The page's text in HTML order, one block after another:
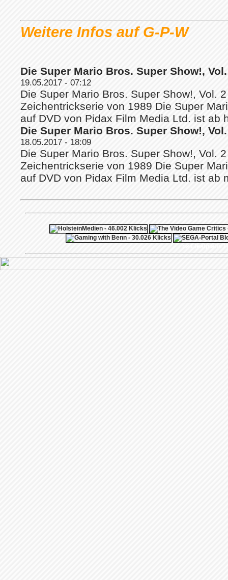
Weitere Infos auf G-P-W
Die Super Mario Bros. Super Show!,
19.05.2017 - 07:12
Die Super Mario Bros. Super Show!, Vol.
Zeichentrickserie von 1989 Die Super
auf DVD von Pidax Film Media Ltd. ist ab
Die Super Mario Bros. Super Show!,
18.05.2017 - 18:09
Die Super Mario Bros. Super Show!, Vol.
Zeichentrickserie von 1989 Die Super
auf DVD von Pidax Film Media Ltd. ist ab